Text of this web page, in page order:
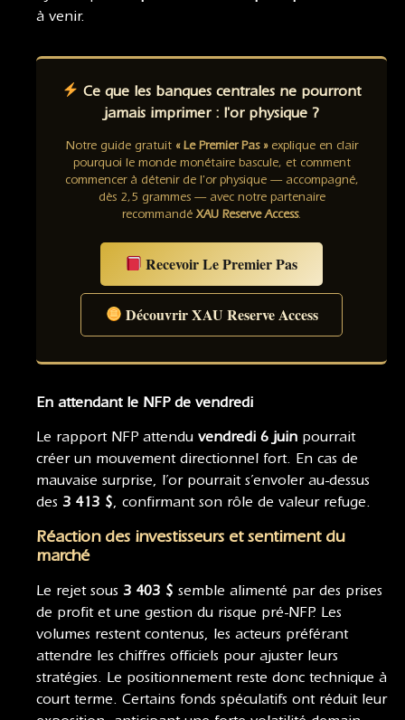
à venir.
Ce que les banques centrales ne pourront
jamais imprimer : l'or physique ?
Notre guide gratuit « Le Premier Pas »explique en clair
pourquoi le monde monétaire bascule, et comment
commencer à détenir de l'or physique — accompagné,
dès 2,5 grammes — avec notre partenaire
recommandé XAU Reserve Access.
Recevoir Le Premier Pas
Découvrir XAU Reserve Access
En attendant le NFP de vendredi
Le rapport NFP attendu vendredi 6 juin pourrait
créer un mouvement directionnel fort. En cas de
mauvaise surprise, l’or pourrait s’envoler au-dessus
des 3 413 $, confirmant son rôle de valeur refuge.
Réaction des investisseurs et sentiment du
marché
Le rejet sous 3 403 $ semble alimenté par des prises
de profit et une gestion du risque pré-NFP. Les
volumes restent contenus, les acteurs préférant
attendre les chiffres officiels pour ajuster leurs
stratégies. Le positionnement reste donc technique à
court terme. Certains fonds spéculatifs ont réduit leur